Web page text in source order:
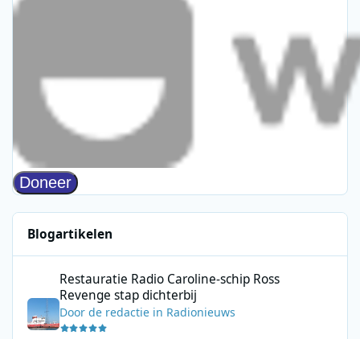
Blogartikelen
Restauratie Radio Caroline-schip Ross
Revenge stap dichterbij
Doorde redactie in Radionieuws